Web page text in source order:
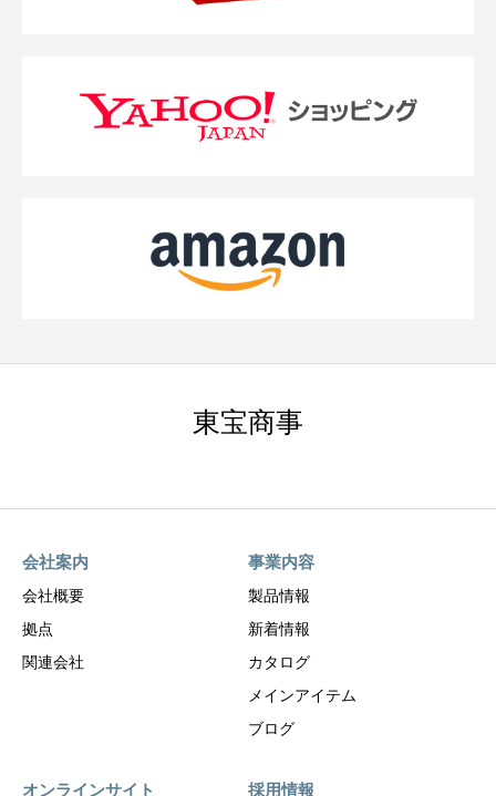
東宝商事
会社案内
会社概要
拠点
関連会社
事業内容
製品情報
新着情報
カタログ
メインアイテム
ブログ
オンラインサイト 採用情報